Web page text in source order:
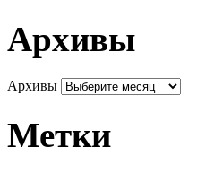
Архивы
Архивы
Метки